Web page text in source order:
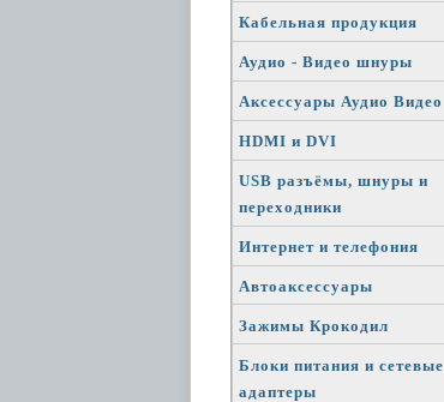
Кабельная продукция
Аудио - Видео шнуры
Аксессуары Аудио Видео
HDMI и DVI
USB разъёмы, шнуры и
переходники
Интернет и телефония
Автоаксессуары
Зажимы Крокодил
Блоки питания и сетевые
адаптеры